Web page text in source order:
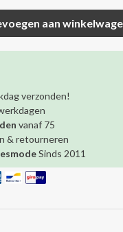
aan
verzonden!
vanaf 75
& retourneren
Sinds 2011